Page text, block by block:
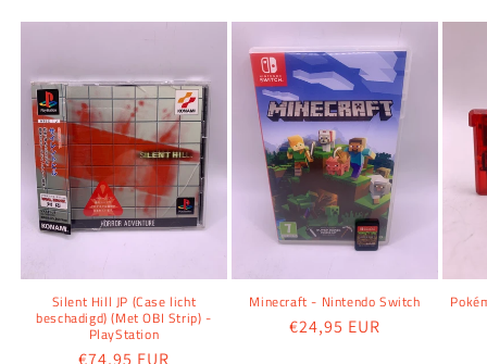
Silent Hill JP (Case licht
beschadigd) (Met OBI Strip) -
PlayStation
Normale
€74,95 EUR
Minecraft - Nintendo Switch
Normale
€24,95 EUR